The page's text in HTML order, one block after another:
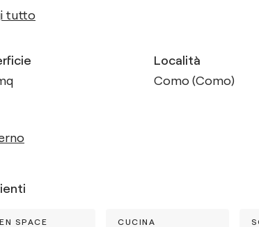
tutto
Località
Como (Como)
SPACE CUCINA